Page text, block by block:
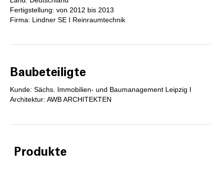
Fertigstellung: von 2012 bis 2013
Firma: Lindner SE I Reinraumtechnik
Baubeteiligte
Kunde: Sächs. Immobilien- und Baumanagement Leipzig I
Architektur: AWB ARCHITEKTEN
Produkte